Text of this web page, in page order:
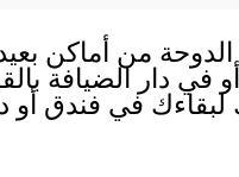
الدوحة من أماكن
أو في دار الضيافة
لبقاءك في فندق أو